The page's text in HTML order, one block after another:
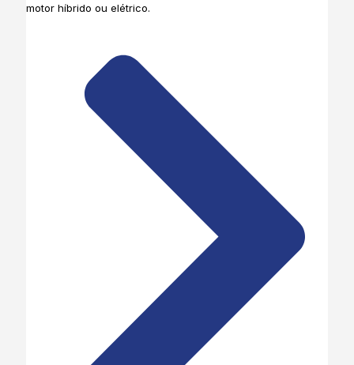
motor híbrido ou elétrico.